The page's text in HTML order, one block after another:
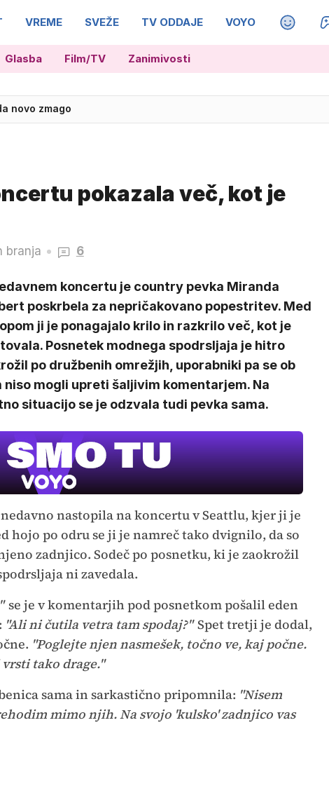
VREME SVEŽE TV ODDAJE VOYO MAGAZIN
Glasba Film/TV Zanimivosti
pokazala več, kot je
branja 6
koncertu je country pevka Miranda
poskrbela za nepričakovano popestritev. Med
ji je ponagajalo krilo in razkrilo več, kot je
Posnetek modnega spodrsljaja je hitro
po družbenih omrežjih, uporabniki pa se ob
niso mogli upreti šaljivim komentarjem. Na
situacijo se je odzvala tudi pevka sama.
nastopila na koncertu v Seattlu, kjer ji je
hojo po odru se ji je namreč tako dvignilo, da so
zadnjico. Sodeč po posnetku, ki je zaokrožil
ni zavedala.
se je v komentarjih pod posnetkom pošalil eden
"Ali ni čutila vetra tam spodaj?"Spet tretji je dodal,
"Poglejte njen nasmešek, točno ve, kaj počne.
tako drage."
sama in sarkastično pripomnila: "Nisem
mimo njih. Na svojo 'kulsko' zadnjico vas